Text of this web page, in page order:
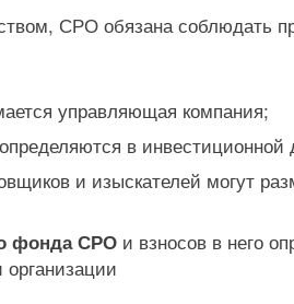
СРО обязана соблюдать
управляющая компания;
в инвестиционной
и изыскателей могут
фонда СРО и взносов в него
организации